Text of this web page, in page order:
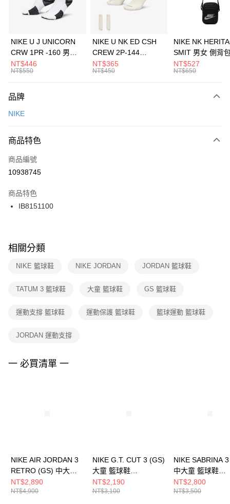
華南商業銀行
彰化商業銀行
上海商業儲蓄銀行
元大商業銀行
台灣樂天信用卡公司
Apple Pay
全盈+PAY
AFTEE先享後付
【關於「AFTEE先享後付」】
便利好安心！
３．安心：先確認商品／服務後，再付款。
【「AFTEE先享後付」結帳流程】
１．於結帳方式選擇「AFTEE先享後付」後，將跳轉至「AFTEE先享後付」
２．訂單成立數日內，您將收到繳費通知簡訊。
３．收到繳費通知簡訊後14天內，點擊此簡訊中的連結，可透過四大超商／
ATM／網路銀行／等多元方式進行付款，方視為交易完成。
※ 交易是否成功請以「AFTEE先享後付 」之結帳頁面顯示為準，若有關於
是否繳費成功／繳費後需取消欲退款等相關疑問，請聯繫「AFTEE先享後付
客戶支援中心」
https://netprotections.freshdesk.com/support/home
１．透過由恩沛科技股份有限公司提供之「AFTEE先享後付」服務完成之交
權轉讓予恩沛科技股份有限公司。
３．未成年的使用者請事先徵得法定代理人或監護人之同意方可使用
４．使用「AFTEE先享後付」時，將依據個別帳號之用戶狀況，依本公司即
運送方式
每筆NT$100，滿NT$1,500(含以上)免運費
宅配
每筆NT$100，滿NT$1,500(含以上)免運費
NIKE U J UNICORN
CRW 1PR -160 男女
中統襪 FZ3393100
NT$446
NT$550
NIKE U NK ED CSH
CREW 2P-144
EMBRDY 男女 短統襪
FZ3073133
NT$365
NT$450
NIKE NK
SMIT 男女 側背
BA5871010
NT$527
NT$650
品牌
NIKE
商品特色
商品編號
10938745
商品特色
IB8151100
相關分類
NIKE 籃球鞋 NIKE JORDAN JORDAN 籃球鞋
TATUM 3 籃球鞋 大童 籃球鞋 GS 籃球鞋
運動支撐 籃球鞋 運動保護 籃球鞋 籃球運動 籃球鞋
JORDAN 運動支撐
一 必買清單 一
NIKE AIR JORDAN 3
RETRO (GS) 中大童
籃球鞋 DM0967101
NT$2,890
NT$4,900
NIKE G.T. CUT 3 (GS)
大童 籃球鞋
FD7033104
NT$2,190
NT$3,100
NIKE SABRINA
中大童 籃球鞋
IB3088500
NT$2,800
NT$3,500